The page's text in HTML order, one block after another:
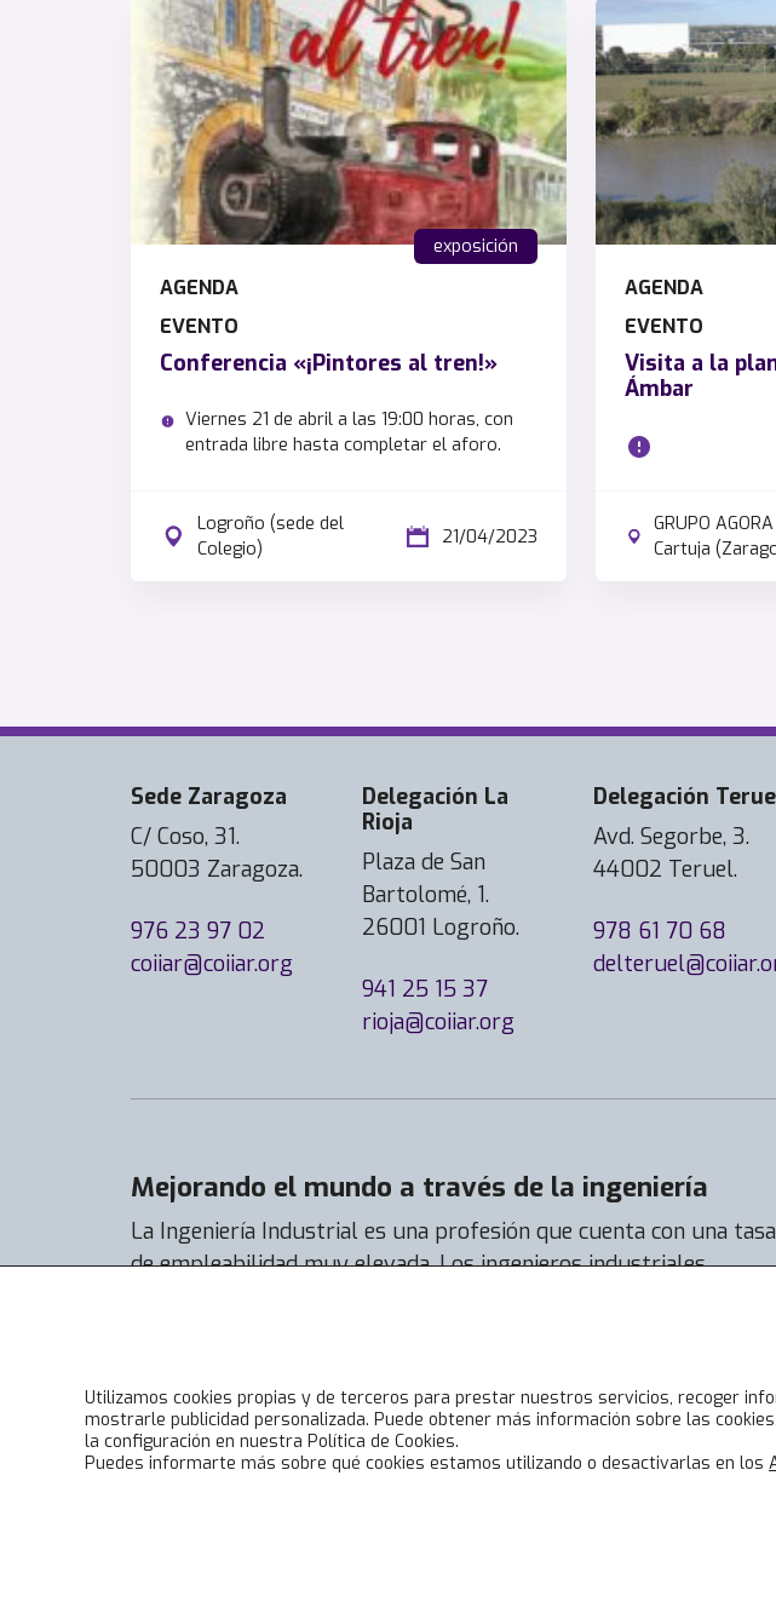
exposición
AGENDA
EVENTO
Conferencia «¡Pintores al tren!»
Viernes 21 de abril a las 19:00 horas, con
entrada libre hasta completar el aforo.
Logroño (sede del
Colegio)
21/04/2023
AGENDA
EVENTO
Visita a la
Ámbar
GRUPO
Cartuja
Sede Zaragoza
C/ Coso, 31.
50003 Zaragoza.
976 23 97 02
coiiar@coiiar.org
Delegación La
Rioja
Plaza de San
Bartolomé, 1.
26001 Logroño.
941 25 15 37
rioja@coiiar.org
Delegación
Avd. Segorbe, 3.
44002 Teruel.
978 61 70 68
Mejorando el mundo a través de la ingeniería
La Ingeniería Industrial es una profesión que cuenta con una tasa
de empleabilidad muy elevada. Los ingenieros industriales
Utilizamos cookies propias y de terceros para prestar nuestros servicios, recoger
mostrarle publicidad personalizada. Puede obtener más información sobre las
la configuración en nuestra Política de Cookies.
Puedes informarte más sobre qué cookies estamos utilizando o desactivarlas en los